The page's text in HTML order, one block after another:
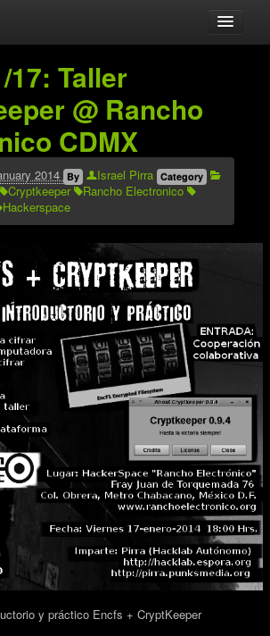
17: Taller
@ Rancho
CDMX
2014 By Israel Pirra Category
Cryptkeeper
Rancho Electronico
Hackerspace
y práctico Encfs + CryptKeeper